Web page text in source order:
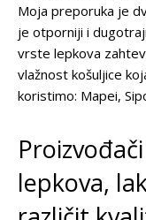
Moja preporuka je
je otporniji i
vrste lepkova
vlažnost košuljice
koristimo: Mapei,
lepkova,